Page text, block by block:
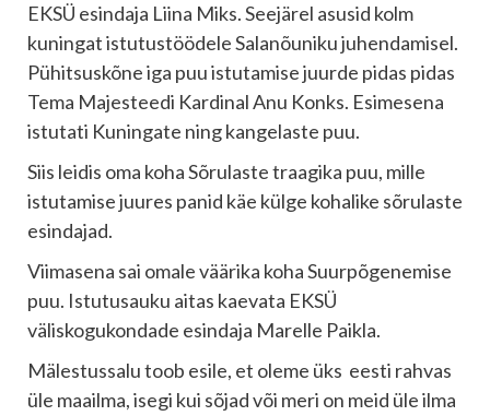
EKSÜ esindaja Liina Miks. Seejärel asusid kolm
kuningat istutustöödele Salanõuniku juhendamisel.
Pühitsuskõne iga puu istutamise juurde pidas pidas
Tema Majesteedi Kardinal Anu Konks. Esimesena
istutati Kuningate ning kangelaste puu.
Siis leidis oma koha Sõrulaste traagika puu, mille
istutamise juures panid käe külge kohalike sõrulaste
esindajad.
Viimasena sai omale väärika koha Suurpõgenemise
puu. Istutusauku aitas kaevata EKSÜ
väliskogukondade esindaja Marelle Paikla.
Mälestussalu toob esile, et oleme üks eesti rahvas
üle maailma, isegi kui sõjad või meri on meid üle ilma